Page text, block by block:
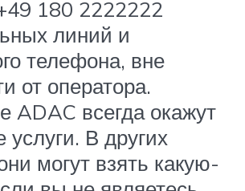
180 2222222
линий и
телефона, вне
от оператора.
ADAC всегда окажут
услуги. В других
могут взять какую-